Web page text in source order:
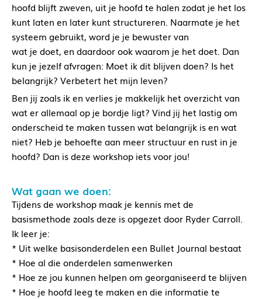
hoofd blijft zweven, uit je hoofd te halen zodat je het los
kunt laten en later kunt structureren. Naarmate je het
systeem gebruikt, word je je bewuster van
wat je doet, en daardoor ook waarom je het doet. Dan
kun je jezelf afvragen: Moet ik dit blijven doen? Is het
belangrijk? Verbetert het mijn leven?
Ben jij zoals ik en verlies je makkelijk het overzicht van
wat er allemaal op je bordje ligt? Vind jij het lastig om
onderscheid te maken tussen wat belangrijk is en wat
niet? Heb je behoefte aan meer structuur en rust in je
hoofd? Dan is deze workshop iets voor jou!
Wat gaan we doen:
Tijdens de workshop maak je kennis met de
basismethode zoals deze is opgezet door Ryder Carroll.
Ik leer je:
* Uit welke basisonderdelen een Bullet Journal bestaat
* Hoe al die onderdelen samenwerken
* Hoe ze jou kunnen helpen om georganiseerd te blijven
* Hoe je hoofd leeg te maken en die informatie te